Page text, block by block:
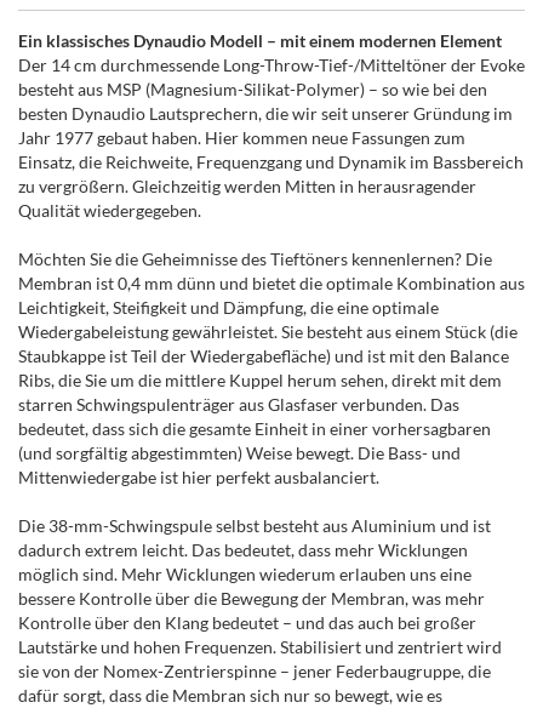
Ein klassisches Dynaudio Modell – mit einem modernen Element
Der 14 cm durchmessende Long-Throw-Tief-/Mitteltöner der Evoke
besteht aus MSP (Magnesium-Silikat-Polymer) – so wie bei den
besten Dynaudio Lautsprechern, die wir seit unserer Gründung im
Jahr 1977 gebaut haben. Hier kommen neue Fassungen zum
Einsatz, die Reichweite, Frequenzgang und Dynamik im Bassbereich
zu vergrößern. Gleichzeitig werden Mitten in herausragender
Qualität wiedergegeben.
Möchten Sie die Geheimnisse des Tieftöners kennenlernen? Die
Membran ist 0,4 mm dünn und bietet die optimale Kombination aus
Leichtigkeit, Steifigkeit und Dämpfung, die eine optimale
Wiedergabeleistung gewährleistet. Sie besteht aus einem Stück (die
Staubkappe ist Teil der Wiedergabefläche) und ist mit den Balance
Ribs, die Sie um die mittlere Kuppel herum sehen, direkt mit dem
starren Schwingspulenträger aus Glasfaser verbunden. Das
bedeutet, dass sich die gesamte Einheit in einer vorhersagbaren
(und sorgfältig abgestimmten) Weise bewegt. Die Bass- und
Mittenwiedergabe ist hier perfekt ausbalanciert.
Die 38-mm-Schwingspule selbst besteht aus Aluminium und ist
dadurch extrem leicht. Das bedeutet, dass mehr Wicklungen
möglich sind. Mehr Wicklungen wiederum erlauben uns eine
bessere Kontrolle über die Bewegung der Membran, was mehr
Kontrolle über den Klang bedeutet – und das auch bei großer
Lautstärke und hohen Frequenzen. Stabilisiert und zentriert wird
sie von der Nomex-Zentrierspinne – jener Federbaugruppe, die
dafür sorgt, dass die Membran sich nur so bewegt, wie es